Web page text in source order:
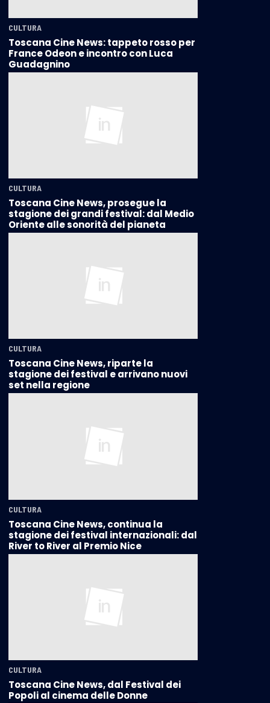
CULTURA
Toscana Cine News: tappeto rosso per
France Odeon e incontro con Luca
Guadagnino
CULTURA
Toscana Cine News, prosegue la
stagione dei grandi festival: dal Medio
Oriente alle sonorità del pianeta
CULTURA
Toscana Cine News, riparte la
stagione dei festival e arrivano nuovi
set nella regione
CULTURA
Toscana Cine News, continua la
stagione dei festival internazionali: dal
River to River al Premio Nice
CULTURA
Toscana Cine News, dal Festival dei
Popoli al cinema delle Donne